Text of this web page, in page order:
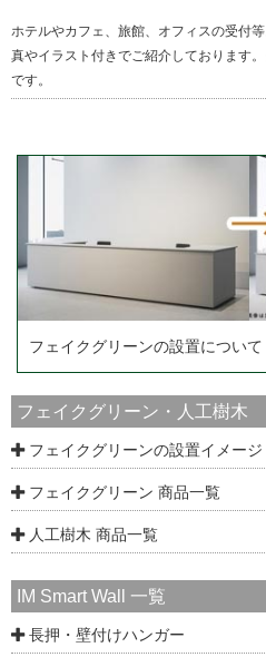
ホテルやカフェ、旅館、オフィスの受付
真やイラスト付きでご紹介しております
です。
フェイクグリーンの設置について
フェイクグリーン・人工樹木
フェイクグリーンの設置イメージ
フェイクグリーン 商品一覧
人工樹木 商品一覧
IM Smart Wall 一覧
長押・壁付けハンガー